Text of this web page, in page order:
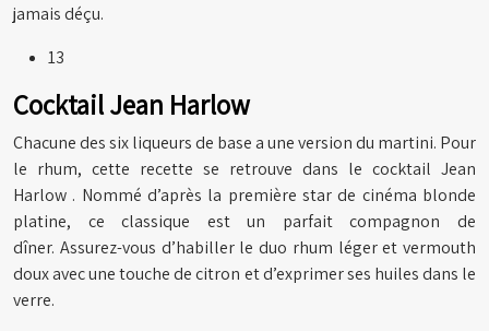
jamais déçu.
13
Cocktail Jean Harlow
Chacune des six liqueurs de base a une version du martini. Pour
le rhum, cette recette se retrouve dans le cocktail Jean
Harlow . Nommé d’après la première star de cinéma blonde
platine, ce classique est un parfait compagnon de
dîner. Assurez-vous d’habiller le duo rhum léger et vermouth
doux avec une touche de citron et d’exprimer ses huiles dans le
verre.